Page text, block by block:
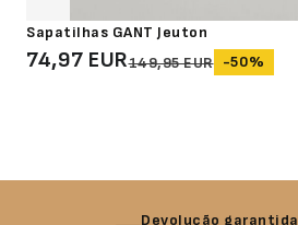
Sapatilhas GANT Jeuton
74,97 EUR149,95 EUR -50%
Devolução garantida